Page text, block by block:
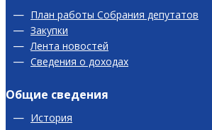
План работы Собрания депутатов
Закупки
Лента новостей
Сведения о доходах
Общие сведения
История